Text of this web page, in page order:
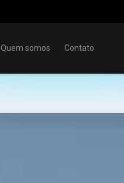
Quem somos Contato